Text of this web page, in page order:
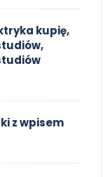
kupię,
z wpisem